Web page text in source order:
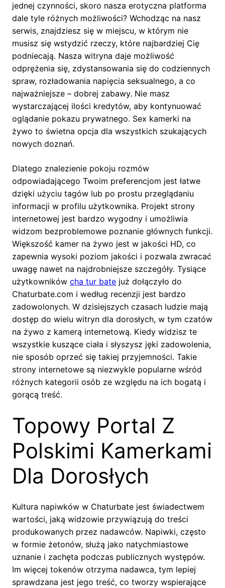
jednej czynności, skoro nasza erotyczna platforma
dale tyle różnych możliwości? Wchodząc na nasz
serwis, znajdziesz się w miejscu, w którym nie
musisz się wstydzić rzeczy, które najbardziej Cię
podniecają. Nasza witryna daje możliwość
odprężenia się, zdystansowania się do codziennych
spraw, rozładowania napięcia seksualnego, a co
najważniejsze – dobrej zabawy. Nie masz
wystarczającej ilości kredytów, aby kontynuować
oglądanie pokazu prywatnego. Sex kamerki na
żywo to świetna opcja dla wszystkich szukających
nowych doznań.
Dlatego znalezienie pokoju rozmów
odpowiadającego Twoim preferencjom jest łatwe
dzięki użyciu tagów lub po prostu przeglądaniu
informacji w profilu użytkownika. Projekt strony
internetowej jest bardzo wygodny i umożliwia
widzom bezproblemowe poznanie głównych funkcji.
Większość kamer na żywo jest w jakości HD, co
zapewnia wysoki poziom jakości i pozwala zwracać
uwagę nawet na najdrobniejsze szczegóły. Tysiące
użytkowników cha tur bate już dołączyło do
Chaturbate.com i według recenzji jest bardzo
zadowolonych. W dzisiejszych czasach ludzie mają
dostęp do wielu witryn dla dorosłych, w tym czatów
na żywo z kamerą internetową. Kiedy widzisz te
wszystkie kuszące ciała i słyszysz jęki zadowolenia,
nie sposób oprzeć się takiej przyjemności. Takie
strony internetowe są niezwykle popularne wśród
różnych kategorii osób ze względu na ich bogatą i
gorącą treść.
Topowy Portal Z
Polskimi Kamerkami
Dla Dorosłych
Kultura napiwków w Chaturbate jest świadectwem
wartości, jaką widzowie przywiązują do treści
produkowanych przez nadawców. Napiwki, często
w formie żetonów, służą jako natychmiastowe
uznanie i zachęta podczas publicznych występów.
Im więcej tokenów otrzyma nadawca, tym lepiej
sprawdzana jest jego treść, co tworzy wspierające